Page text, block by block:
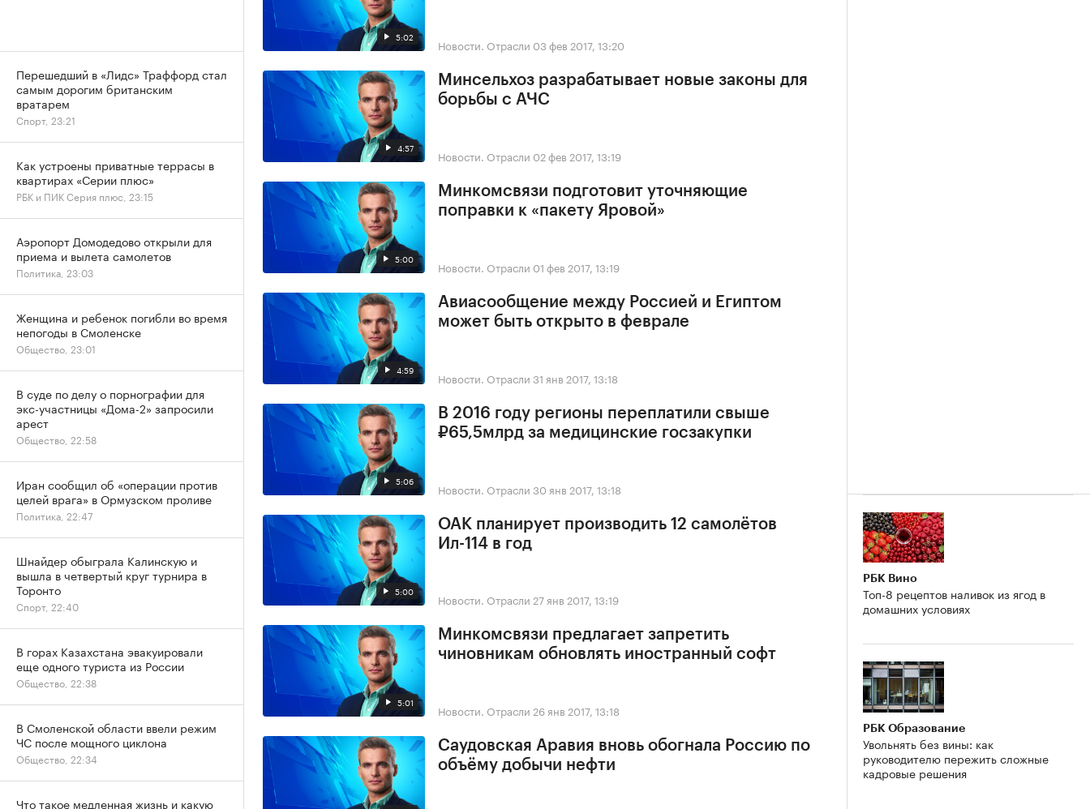
5:02 Новости. Отрасли 03 фев 2017, 13:20
4:57
Минсельхоз разрабатывает новые законы для
борьбы с АЧС
Новости. Отрасли 02 фев 2017, 13:19
5:00
Минкомсвязи подготовит уточняющие
поправки к «пакету Яровой»
Новости. Отрасли 01 фев 2017, 13:19
4:59
Авиасообщение между Россией и Египтом
может быть открыто в феврале
Новости. Отрасли 31 янв 2017, 13:18
5:06
В 2016 году регионы переплатили свыше
₽65,5млрд за медицинские госзакупки
Новости. Отрасли 30 янв 2017, 13:18
5:00
ОАК планирует производить 12 самолётов
Ил-114 в год
Новости. Отрасли 27 янв 2017, 13:19
5:01
Минкомсвязи предлагает запретить
чиновникам обновлять иностранный софт
Новости. Отрасли 26 янв 2017, 13:18
Саудовская Аравия вновь обогнала Россию по
объёму добычи нефти
РБК Вино
Топ-8 рецептов наливок из ягод в
домашних условиях
РБК Образование
Увольнять без вины: как
руководителю пережить сложные
кадровые решения
Перешедший в «Лидс» Траффорд стал
самым дорогим британским
вратарем
Спорт, 23:21
Как устроены приватные террасы в
квартирах «Серии плюс»
РБК и ПИК Серия плюс, 23:15
Аэропорт Домодедово открыли для
приема и вылета самолетов
Политика, 23:03
Женщина и ребенок погибли во время
непогоды в Смоленске
Общество, 23:01
В суде по делу о порнографии для
экс-участницы «Дома-2» запросили
арест
Общество, 22:58
Иран сообщил об «операции против
целей врага» в Ормузском проливе
Политика, 22:47
Шнайдер обыграла Калинскую и
вышла в четвертый круг турнира в
Торонто
Спорт, 22:40
В горах Казахстана эвакуировали
еще одного туриста из России
Общество, 22:38
В Смоленской области ввели режим
ЧС после мощного циклона
Общество, 22:34
Что такое медленная жизнь и какую